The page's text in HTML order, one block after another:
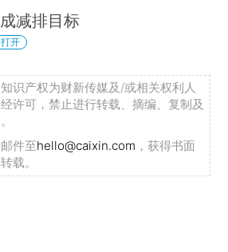
减排目标
开
识产权为财新传媒及/或相关权利人
许可，禁止进行转载、摘编、复制及
件至hello@caixin.com ，获得书面
载。